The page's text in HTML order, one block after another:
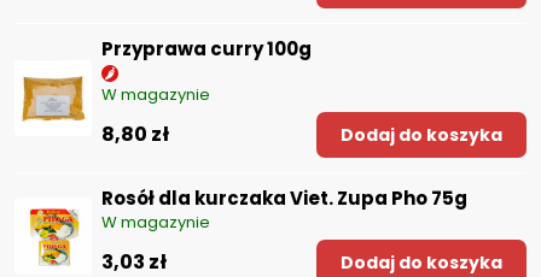
Przyprawa curry 100g
W magazynie
8,80 zł Dodaj do koszyka
Rosół dla kurczaka Viet. Zupa Pho 75g
W magazynie
3,03 zł Dodaj do koszyka